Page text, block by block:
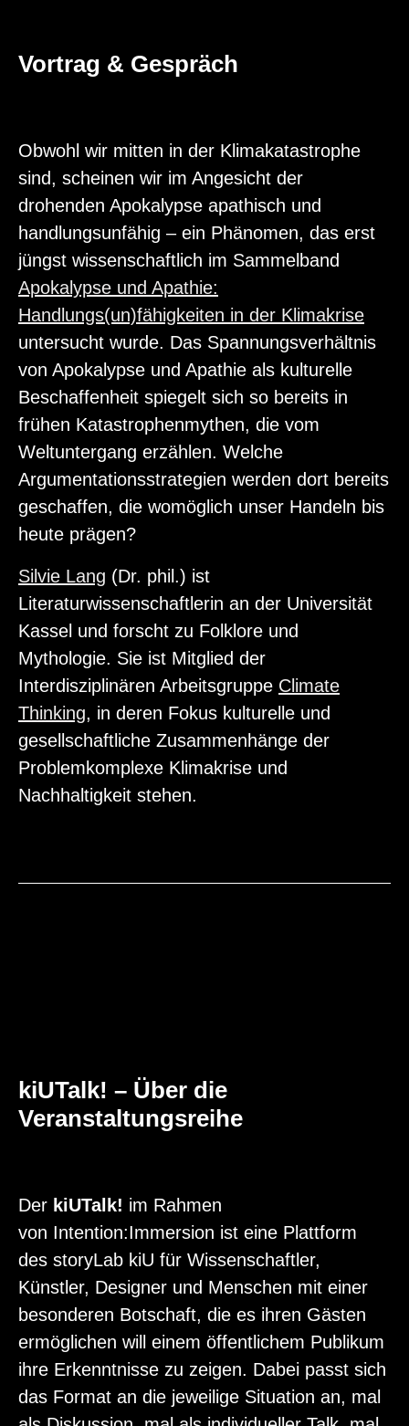
Vortrag & Gespräch
Obwohl wir mitten in der Klimakatastrophe
sind, scheinen wir im Angesicht der
drohenden Apokalypse apathisch und
handlungsunfähig – ein Phänomen, das erst
jüngst wissenschaftlich im Sammelband
Apokalypse und Apathie:
Handlungs(un)fähigkeiten in der Klimakrise
untersucht wurde. Das Spannungsverhältnis
von Apokalypse und Apathie als kulturelle
Beschaffenheit spiegelt sich so bereits in
frühen Katastrophenmythen, die vom
Weltuntergang erzählen. Welche
Argumentationsstrategien werden dort bereits
geschaffen, die womöglich unser Handeln bis
heute prägen?
Silvie Lang (Dr. phil.) ist
Literaturwissenschaftlerin an der Universität
Kassel und forscht zu Folklore und
Mythologie. Sie ist Mitglied der
Interdisziplinären Arbeitsgruppe Climate
Thinking, in deren Fokus kulturelle und
gesellschaftliche Zusammenhänge der
Problemkomplexe Klimakrise und
Nachhaltigkeit stehen.
kiUTalk! – Über die
Veranstaltungsreihe
Der kiUTalk! im Rahmen
von Intention:Immersion ist eine Plattform
des storyLab kiU für Wissenschaftler,
Künstler, Designer und Menschen mit einer
besonderen Botschaft, die es ihren Gästen
ermöglichen will einem öffentlichem Publikum
ihre Erkenntnisse zu zeigen. Dabei passt sich
das Format an die jeweilige Situation an, mal